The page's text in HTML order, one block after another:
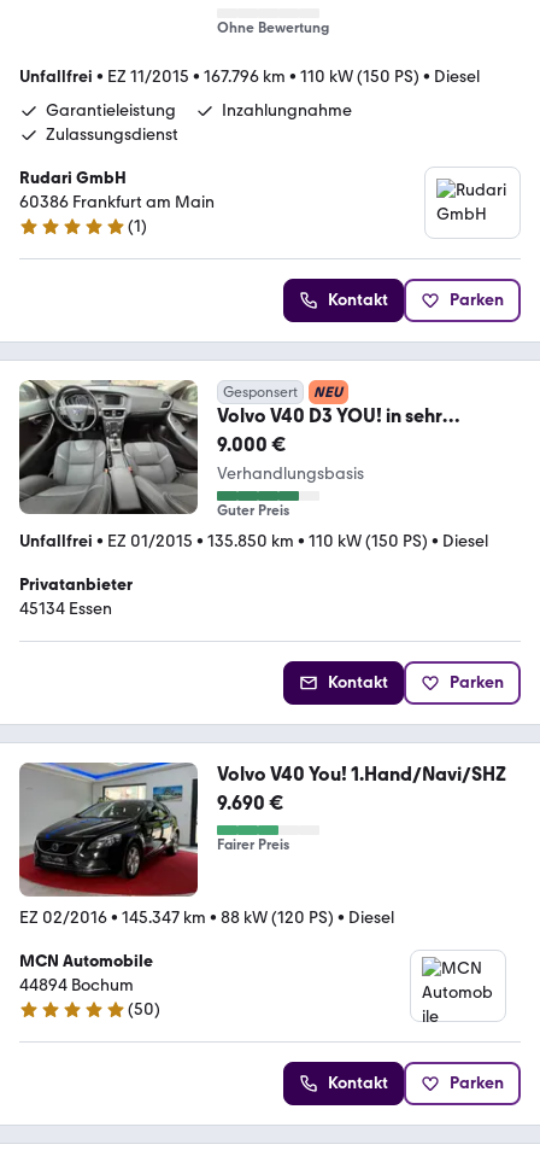
Ohne Bewertung
Unfallfrei • EZ 11/2015 • 167.796 km • 110 kW (150 PS) • Diesel
Garantieleistung
Inzahlungnahme
Zulassungsdienst
Rudari GmbH
60386 Frankfurt am Main
5 Sterne
(1)
Kontakt Parken
Gesponsert NEU
Volvo V40 D3 YOU! in sehr
gepflegtem Zustand
9.000 €
Verhandlungsbasis
Guter Preis
Unfallfrei • EZ 01/2015 • 135.850 km • 110 kW (150 PS) • Diesel
Privatanbieter
45134 Essen
Kontakt Parken
Volvo V40 You! 1.Hand/Navi/SHZ
9.690 €
Fairer Preis
EZ 02/2016• 145.347 km • 88 kW (120 PS) • Diesel
MCN Automobile
44894 Bochum
5 Sterne
(50)
Kontakt Parken